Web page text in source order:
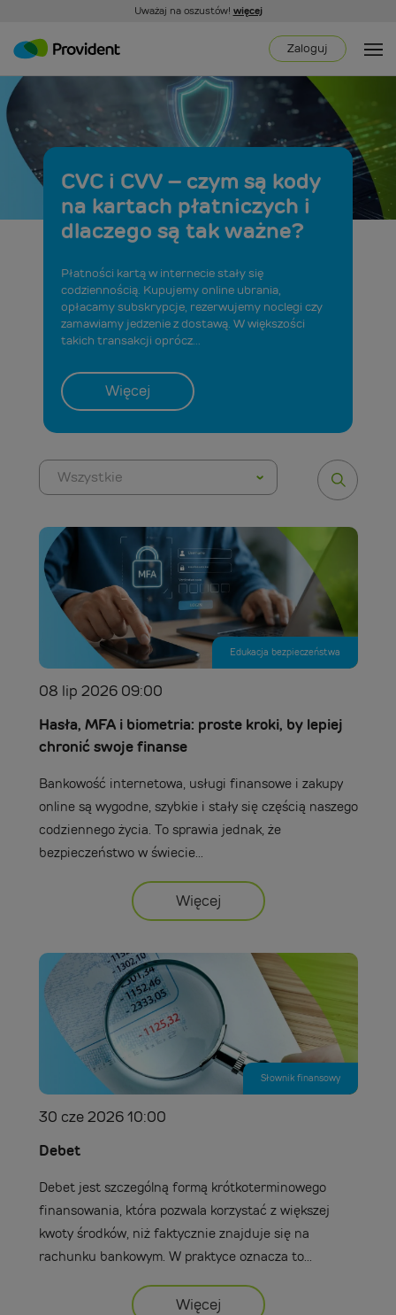
Uważaj na oszustów! więcej
Zaloguj
CVC i CVV – czym są kody
na kartach płatniczych i
dlaczego są tak ważne?
Płatności kartą w internecie stały się
codziennością. Kupujemy online ubrania,
opłacamy subskrypcje, rezerwujemy noclegi czy
zamawiamy jedzenie z dostawą. W większości
takich transakcji oprócz...
Więcej
Wszystkie
Edukacja bezpieczeństwa
08 lip 2026 09:00
Hasła, MFA i biometria: proste kroki, by lepiej
chronić swoje finanse
Bankowość internetowa, usługi finansowe i zakupy
online są wygodne, szybkie i stały się częścią naszego
codziennego życia. To sprawia jednak, że
bezpieczeństwo w świecie...
Więcej
Słownik finansowy
30 cze 2026 10:00
Debet
Debet jest szczególną formą krótkoterminowego
finansowania, która pozwala korzystać z większej
kwoty środków, niż faktycznie znajduje się na
rachunku bankowym. W praktyce oznacza to...
Więcej